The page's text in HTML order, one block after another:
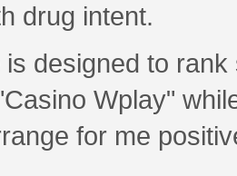
drug intent.
designed to
Wplay"
for me